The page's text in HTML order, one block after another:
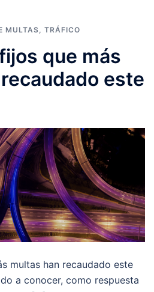
MULTAS, TRÁFICO
que más
este
multas han recaudado este
a conocer, como respuesta